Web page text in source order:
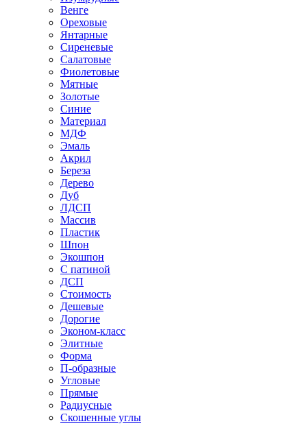
Венге
Ореховые
Янтарные
Сиреневые
Салатовые
Фиолетовые
Мятные
Золотые
Синие
Материал
МДФ
Эмаль
Акрил
Береза
Дерево
Дуб
ЛДСП
Массив
Пластик
Шпон
Экошпон
С патиной
ДСП
Стоимость
Дешевые
Дорогие
Эконом-класс
Элитные
Форма
П-образные
Угловые
Прямые
Радиусные
Скошенные углы